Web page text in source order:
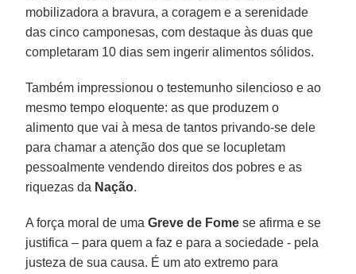
mobilizadora a bravura, a coragem e a serenidade
das cinco camponesas, com destaque às duas que
completaram 10 dias sem ingerir alimentos sólidos.
Também impressionou o testemunho silencioso e ao
mesmo tempo eloquente: as que produzem o
alimento que vai à mesa de tantos privando-se dele
para chamar a atenção dos que se locupletam
pessoalmente vendendo direitos dos pobres e as
riquezas da Nação.
A força moral de umaGreve de Fome se afirma e se
justifica – para quem a faz e para a sociedade - pela
justeza de sua causa. É um ato extremo para